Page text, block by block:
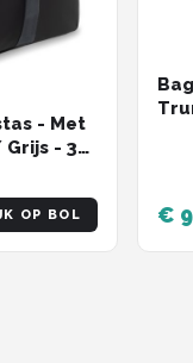
- Met
- 39
OP BOL €